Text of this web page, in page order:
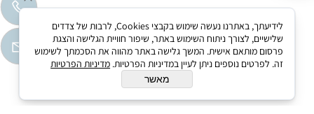
לידיעתך, באתרנו נעשה שימוש בקבצי Cookies, לרבות של צדדים
שלישיים, לצורך ניתוח השימוש באתר, שיפור חוויית הגלישה והצגת
פרסום מותאם אישית. המשך גלישה באתר מהווה את הסכמתך לשימוש
זה. לפרטים נוספים ניתן לעיין במדיניות הפרטיות. מדיניות הפרטיות
מאשר